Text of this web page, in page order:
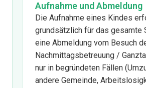
Aufnahme und Abmeldung
Die Aufnahme eines Kindes
grundsätzlich für das gesamte
eine Abmeldung vom Besuch
Nachmittagsbetreuung /
nur in begründeten Fällen
andere Gemeinde,